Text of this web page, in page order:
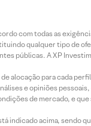
com todas as
qualquer tipo de
públicas. A XP
alocação para cada
e opiniões
de mercado, e
acima, sendo